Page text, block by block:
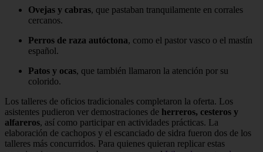
Ovejas y cabras, que pastaban tranquilamente en corrales
cercanos.
Perros de raza autóctona, como el pastor vasco o el mastín
español.
Patos y ocas, que también llamaron la atención por su
colorido.
Los talleres de oficios tradicionales completaron la oferta. Los
asistentes pudieron ver demostraciones de herreros, cesteros y
alfareros, así como participar en actividades prácticas. La
elaboración de cachopos y el escanciado de sidra fueron dos de los
talleres más concurridos. Para quienes quieran replicar estas